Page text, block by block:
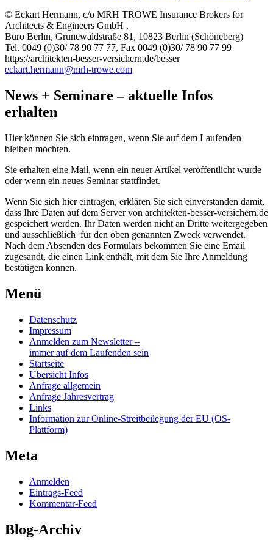
© Eckart Hermann, c/o MRH TROWE Insurance Brokers for
Architects & Engineers GmbH ,
Büro Berlin, Grunewaldstraße 81, 10823 Berlin (Schöneberg)
Tel. 0049 (0)30/ 78 90 77 77, Fax 0049 (0)30/ 78 90 77 99
https://architekten-besser-versichern.de/besser
eckart.hermann@mrh-trowe.com
News + Seminare – aktuelle Infos
erhalten
Hier können Sie sich eintragen, wenn Sie auf dem Laufenden
bleiben möchten.
Sie erhalten eine Mail, wenn ein neuer Artikel veröffentlicht wurde
oder wenn ein neues Seminar stattfindet.
Wenn Sie sich hier eintragen, erklären Sie sich einverstanden damit,
dass Ihre Daten auf dem Server von architekten-besser-versichern.de
gespeichert werden. Ihr Daten werden nicht an Dritte weitergegeben
und ausschließlich für den oben genannten Zweck verwendet.
Nach dem Absenden des Formulars bekommen Sie eine Email
zugesandt, die einen Link enthält, mit dem Sie Ihre Anmeldung
bestätigen können.
Menü
Datenschutz
Impressum
Anmelden zum Newsletter –
immer auf dem Laufenden sein
Startseite
Übersicht Infos
Anfrage allgemein
Anfrage Jahresvertrag
Links
Information zur Online-Streitbeilegung der EU (OS-
Plattform)
Meta
Anmelden
Eintrags-Feed
Kommentar-Feed
Blog-Archiv